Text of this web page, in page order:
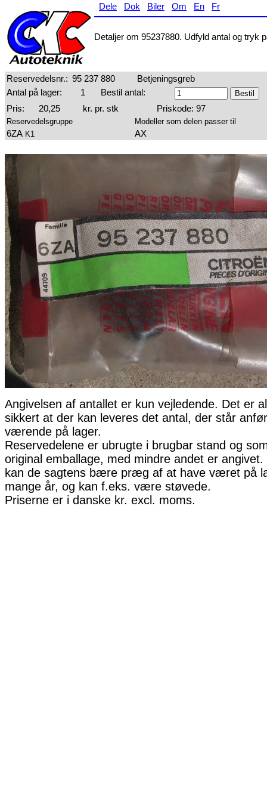
Dele Dok Biler Om En Fr
Detaljer om 95237880. Udfyld antal og tryk
Reservedelsnr.: 95 237 880
Betjeningsgreb
Antal på lager:
1
Bestil antal:
Pris:
20,25 kr. pr. stk Priskode: 97
Reservedelsgruppe Modeller som delen passer til
6ZA K1 AX
Angivelsen af antallet er kun vejledende. Det er
sikkert at der kan leveres det antal, der står
værende på lager.
Reservedelene er ubrugte i brugbar stand og
original emballage, med mindre andet er angivet.
kan de sagtens bære præg af at have været på
mange år, og kan f.eks. være støvede.
Priserne er i danske kr. excl. moms.